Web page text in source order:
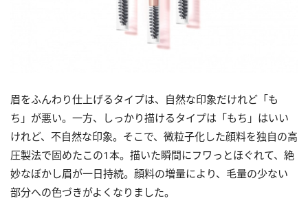
眉をふんわり仕上げるタイプは、自然な印象だけれど「も
ち」が悪い。一方、しっかり描けるタイプは「もち」はいい
けれど、不自然な印象。そこで、微粒子化した顔料を独自の高
圧製法で固めたこの1本。描いた瞬間にフワっとほぐれて、絶
妙なぼかし眉が一日持続。顔料の増量により、毛量の少ない
部分への色づきがよくなりました。